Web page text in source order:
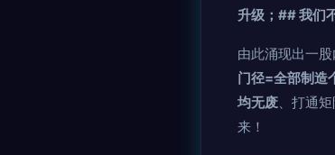
升级；## 我们
由此涌现出一
门径=全部制造
均无废 、打通
来！